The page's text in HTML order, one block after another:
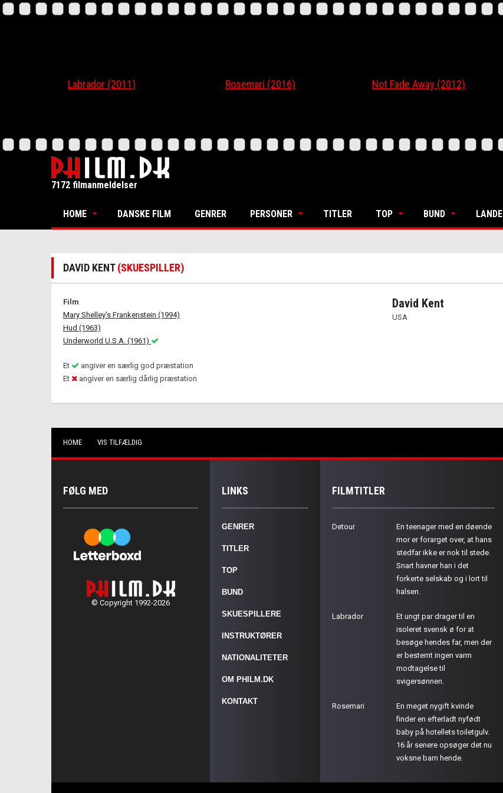
Labrador (2011) Rosemari (2016) Not Fade Away (2012)
7172 filmanmeldelser
HOME DANSKE FILM GENRER PERSONER TITLER TOP BUND LANDE
DAVID KENT(SKUESPILLER)
David Kent
USA
Film
Mary Shelley's Frankenstein (1994)
Hud (1963)
Underworld U.S.A. (1961)
Et
angiver en særlig god præstation
Et
angiver en særlig dårlig præstation
HOME VIS TILFÆLDIG
FØLG MED
© Copyright 1992-2026
LINKS
GENRER
TITLER
TOP
BUND
SKUESPILLERE
INSTRUKTØRER
NATIONALITETER
OM PHILM.DK
KONTAKT
FILMTITLER
Detour
En teenager med en døende
mor er forarget over, at hans
stedfar ikke er nok til stede.
Snart havner han i det
forkerte selskab og i lort til
halsen.
Labrador
Et ungt par drager til en
isoleret svensk ø for at
besøge hendes far, men der
er bestemt ingen varm
modtagelse til
svigersønnen.
Rosemari
En meget nygift kvinde
finder en efterladt nyfødt
baby på hotellets toiletgulv.
16 år senere opsøger det nu
voksne barn hende.